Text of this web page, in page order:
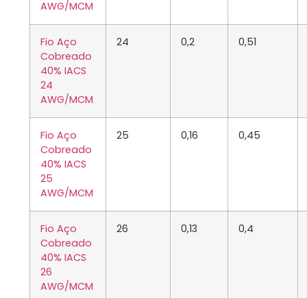
AWG/MCM
Fio Aço
Cobreado
40% IACS
24
AWG/MCM
24 0,2 0,51
Fio Aço
Cobreado
40% IACS
25
AWG/MCM
25 0,16 0,45
Fio Aço
Cobreado
40% IACS
26
AWG/MCM
26 0,13 0,4